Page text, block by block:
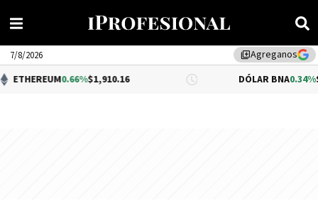
library_addAgreganos
7/8/2026
0.66%$1,910.16 DÓLAR BNA 0.34%$1,520.00